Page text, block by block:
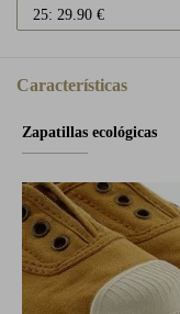
Características
Zapatillas ecológicas